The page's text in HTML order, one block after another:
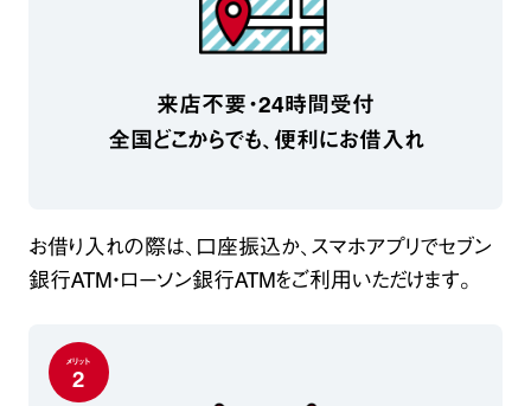
来店不要・24時間受付
全国どこからでも、便利にお借入れ
お借り入れの際は、口座振込か、スマホアプリでセブン
銀行ATM・ローソン銀行ATMをご利用いただけます。
メリット
2